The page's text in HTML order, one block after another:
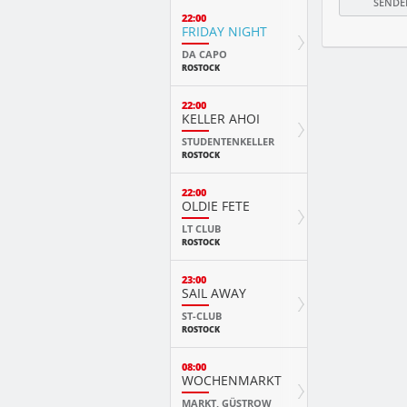
22:00
FRIDAY NIGHT
DA CAPO
ROSTOCK
22:00
KELLER AHOI
STUDENTENKELLER
ROSTOCK
22:00
OLDIE FETE
LT CLUB
ROSTOCK
23:00
SAIL AWAY
ST-CLUB
ROSTOCK
08:00
WOCHENMARKT
MARKT, GÜSTROW